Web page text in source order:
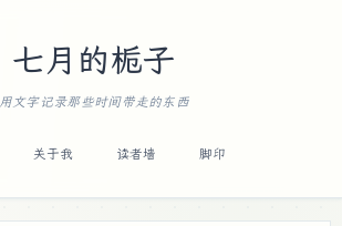
七月的栀子
用文字记录那些时间带走的东西
关于我 读者墙 脚印